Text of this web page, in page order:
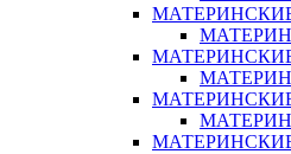
МАТЕРИНСКИЕ
МАТЕРИНСКИЕ
МАТЕРИНСКИЕ
МАТЕРИНСКИЕ